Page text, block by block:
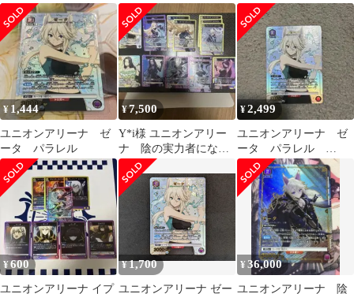
力者になりたくて
R★ 陰の実力者にな
りたくて！ 2枚
て イプシロン ゼー
タ パラレル セット
¥ 1,444
ユニオンアリーナ ゼ
ータ パラレル
¥7,500
Y*i様 ユニオンアリー
ナ 陰の実力者になり
たくて まとめ売り
¥2,499
ユニオンアリーナ ゼ
ータ パラレル
R★ 陰の実力者にな
りたくて！
¥600
ユニオンアリーナ イプ
¥1,700
ユニオンアリーナ ゼー
¥36,000
ユニオンアリーナ 陰